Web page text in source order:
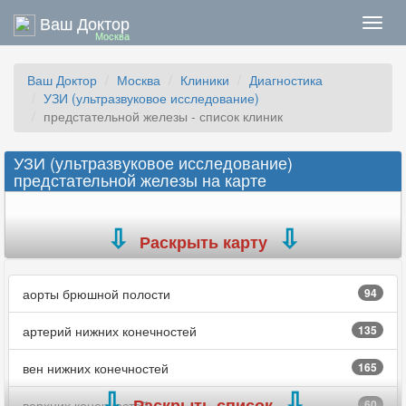
Ваш Доктор
Москва
Ваш Доктор Москва Клиники
Диагностика
УЗИ (ультразвуковое исследование)
предстательной железы - список клиник
УЗИ (ультразвуковое исследование)
предстательной железы на карте
Раскрыть карту
аорты брюшной полости 94
артерий нижних конечностей 135
вен нижних конечностей 165